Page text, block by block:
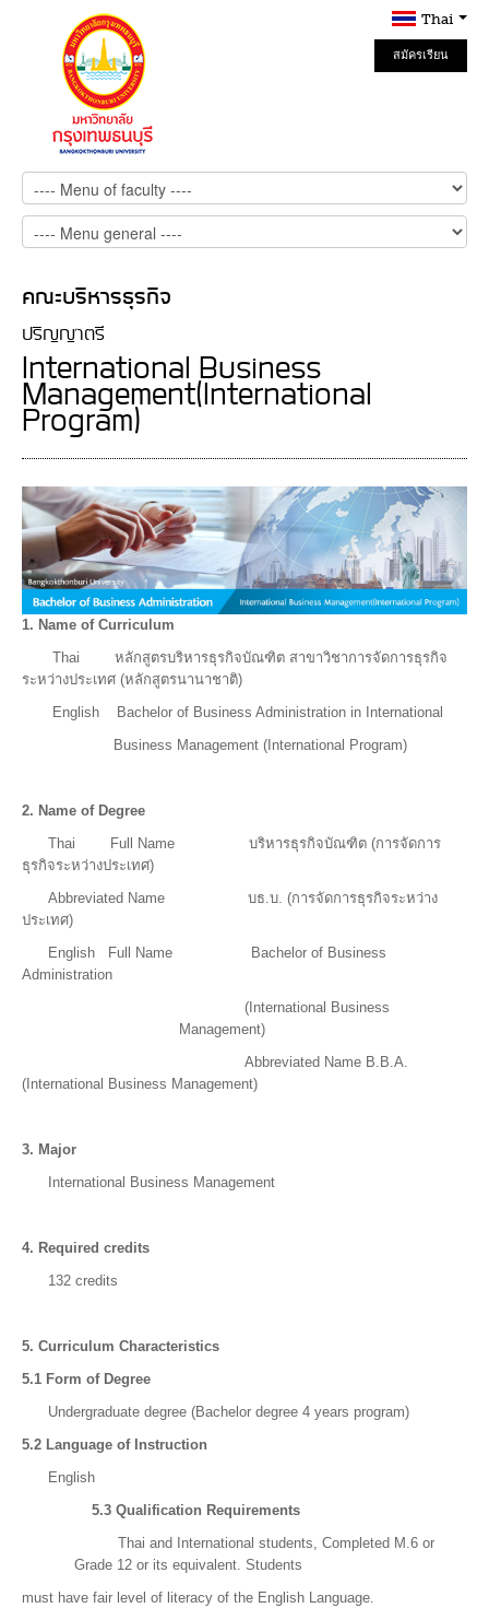
Thai
สมัครเรียน
Online
คณะบริหารธุรกิจ
ปริญญาตรี
International Business
Management(International
Program)
1. Name of Curriculum
Thai หลักสูตรบริหารธุรกิจบัณฑิต สาขาวิชาการจัดการธุรกิจ
ระหว่างประเทศ (หลักสูตรนานาชาติ)
English Bachelor of Business Administration in International
Business Management (International Program)
2. Name of Degree
Thai Full Name บริหารธุรกิจบัณฑิต (การจัดการ
ธุรกิจระหว่างประเทศ)
Abbreviated Name บธ.บ. (การจัดการธุรกิจระหว่าง
ประเทศ)
English Full Name Bachelor of Business
Administration
(International Business
Management)
Abbreviated Name B.B.A.
(International Business Management)
3. Major
International Business Management
4. Required credits
132 credits
5. Curriculum Characteristics
5.1 Form of Degree
Undergraduate degree (Bachelor degree 4 years program)
5.2 Language of Instruction
English
5.3 Qualification Requirements
Thai and International students, Completed M.6 or
Grade 12 or its equivalent. Students
must have fair level of literacy of the English Language.